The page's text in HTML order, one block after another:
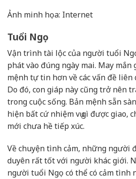
Ảnh minh họa: Internet
Tuổi Ngọ
Vận trình tài lộc của người tuổi
phát vào đúng ngày mai. May
mệnh tự tin hơn về các vấn đề liên
Do đó, con giáp này cũng trở nên
trong cuộc sống. Bản mệnh sẵn
hiện bất cứ nhiệm vụ gì được giao,
mới chưa hề tiếp xúc.
Về chuyện tình cảm, những người
duyên rất tốt với người khác giới.
người tuổi Ngọ có thể có cảm tình